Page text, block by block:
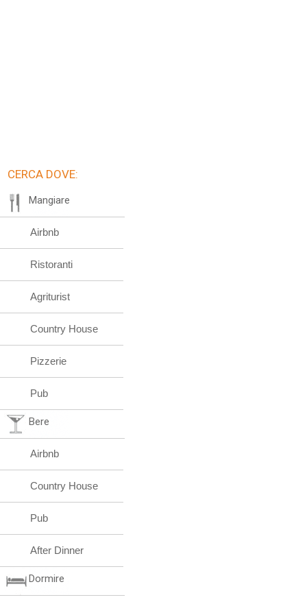
CERCA DOVE:
Mangiare
Airbnb
Ristoranti
Agriturist
Country House
Pizzerie
Pub
Bere
Airbnb
Country House
Pub
After Dinner
Dormire